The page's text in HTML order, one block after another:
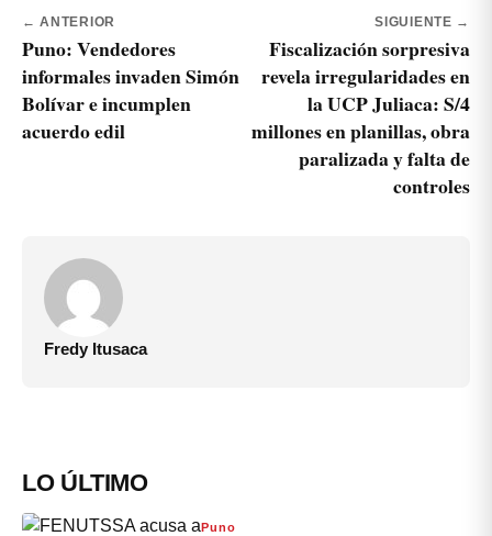
← ANTERIOR
Puno: Vendedores
informales invaden Simón
Bolívar e incumplen
acuerdo edil
SIGUIENTE →
Fiscalización sorpresiva
revela irregularidades en
la UCP Juliaca: S/4
millones en planillas, obra
paralizada y falta de
controles
Fredy Itusaca
LO ÚLTIMO
Puno